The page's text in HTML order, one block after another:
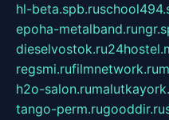
hl-beta.spb.ru
epoha-metalband.ru
dieselvostok.ru
regsmi.rufilmnetwork.ru
h2o-salon.ru
tango-perm.rugooddir.ru